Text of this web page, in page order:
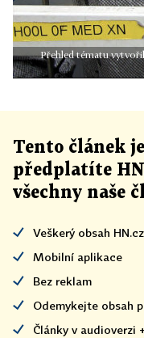
Přehled tématu
Tento článek je
předplatíte
všechny naše
Veškerý obsah HN.cz
Mobilní aplikace
Bez reklam
Odemykejte obsah
Články v audioverzi